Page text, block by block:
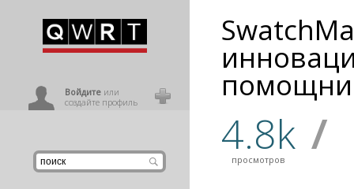
Войдитеили
создайте профиль
4.8k
просмотров /